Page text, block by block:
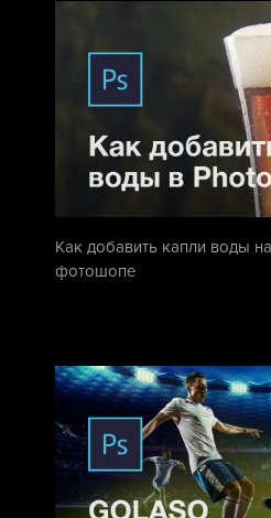
Как добавить капли воды
фотошопе